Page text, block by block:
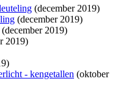
(december 2019)
(december 2019)
(december 2019)
2019)
- kengetallen (oktober